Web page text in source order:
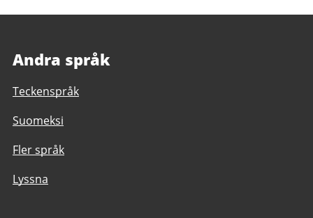
Andra språk
Teckenspråk
Suomeksi
Fler språk
Lyssna